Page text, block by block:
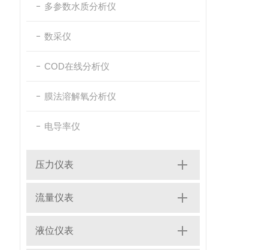
多参数水质分析仪
数采仪
COD在线分析仪
膜法溶解氧分析仪
电导率仪
压力仪表
流量仪表
液位仪表